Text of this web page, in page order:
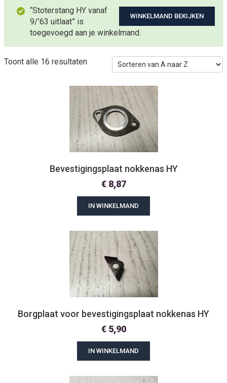
WINKELMAND BEKIJKEN
“Stoterstang HY vanaf
9/’63 uitlaat” is
toegevoegd aan je winkelmand.
Toont alle 16 resultaten
Bevestigingsplaat nokkenas HY
€8,87
IN WINKELMAND
Borgplaat voor bevestigingsplaat nokkenas HY
€5,90
IN WINKELMAND